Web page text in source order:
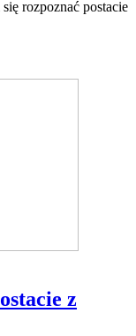
rozpoznać postacie
z